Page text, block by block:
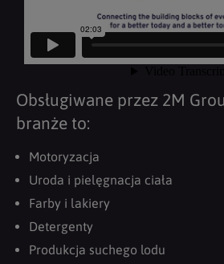
Obsługiwane przez 2M
branże to:
Motoryzacja
Uroda i pielęgnacja ciała
Farby i lakiery
Detergenty
Produkcja suchego lodu